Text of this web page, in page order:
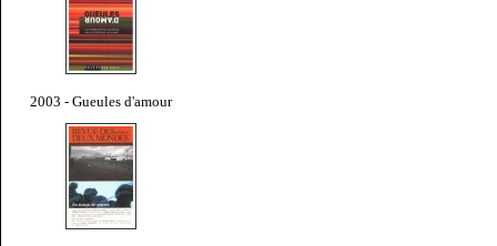
2003 - Gueules d'amour